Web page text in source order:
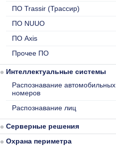
ПО Trassir (Трассир)
ПО NUUO
ПО Axis
Прочее ПО
Интеллектуальные системы
Распознавание автомобильных
номеров
Распознавание лиц
Серверные решения
Охрана периметра